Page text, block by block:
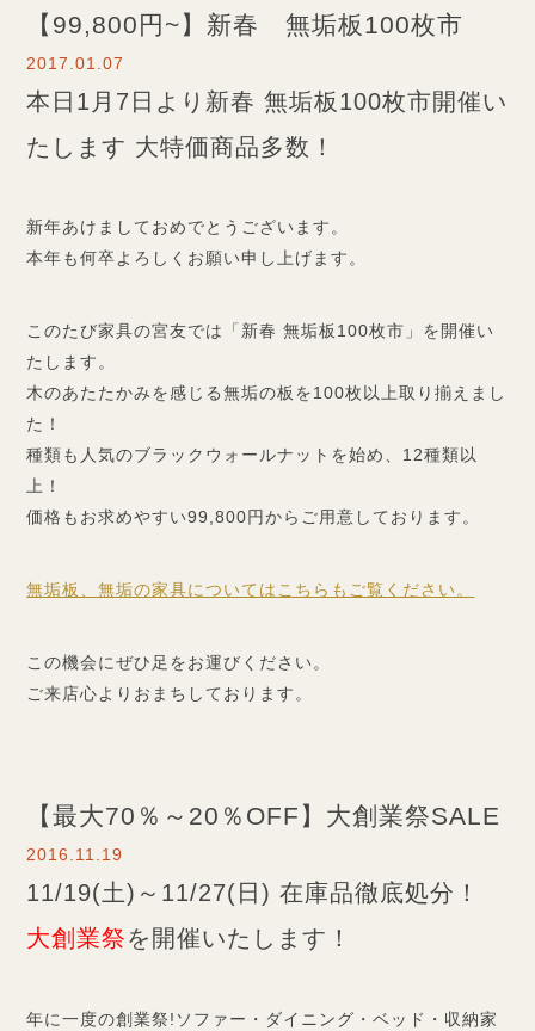
【99,800円~】新春 無垢板100枚市
2017.01.07
本日1月7日より新春 無垢板100枚市開催い
たします 大特価商品多数！
新年あけましておめでとうございます。
本年も何卒よろしくお願い申し上げます。
このたび家具の宮友では「新春 無垢板100枚市」を開催い
たします。
木のあたたかみを感じる無垢の板を100枚以上取り揃えまし
た！
種類も人気のブラックウォールナットを始め、12種類以
上！
価格もお求めやすい99,800円からご用意しております。
無垢板、無垢の家具についてはこちらもご覧ください。
この機会にぜひ足をお運びください。
ご来店心よりおまちしております。
【最大70％～20％OFF】大創業祭SALE
2016.11.19
11/19(土)～11/27(日) 在庫品徹底処分！
大創業祭を開催いたします！
年に一度の創業祭!ソファー・ダイニング・ベッド・収納家